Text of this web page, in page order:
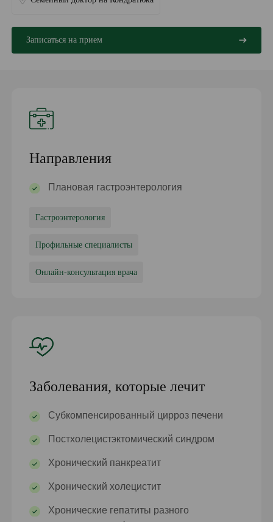
Записаться на прием
Направления
Плановая гастроэнтерология
Гастроэнтерология
Профильные специалисты
Онлайн-консультация врача
Заболевания, которые лечит
Субкомпенсированный цирроз печени
Постхолецистэктомический синдром
Хронический панкреатит
Хронический холецистит
Хронические гепатиты разного